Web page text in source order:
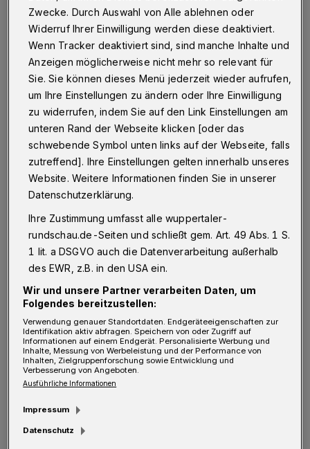
Foto: Daria Kuhn
Von Roderich Trapp
C orona-Tote:Die Zahl - in Wuppertal
sind Stand Montag, 4. Ma1 2020, 66
Sterbefälle im Zusammenhang mit Covid19
registriert - ist im Vergleich weiter hoch.
Gesundheitsdezernent Stefan Kühn führt als
Erklärung auch die vielen Fälle im
Augustinusstift ins Feld. „Aber für die teils
hohen Diskrepanzen zwischen einzelnen
Städten in NRW gibt es weiter keine valide
Erklärung.“ Allerdings, so Kühn, gleiche sich
das langsam an. So habe Wuppertal in letzter
Zeit ein Quote von 12 Toten je 100.000
Einwohnern, in anderen, bislang bei den
absoluten Zahlen deutlich niedriger liegenden
Städten, sei die Zahl jetzt im selben Zeitraum
Zwecke. Durch Auswahl von Alle ablehnen oder
Widerruf Ihrer Einwilligung werden diese deaktiviert.
Wenn Tracker deaktiviert sind, sind manche Inhalte und
Anzeigen möglicherweise nicht mehr so relevant für
Sie. Sie können dieses Menü jederzeit wieder aufrufen,
um Ihre Einstellungen zu ändern oder Ihre Einwilligung
zu widerrufen, indem Sie auf den Link Einstellungen am
unteren Rand der Webseite klicken [oder das
schwebende Symbol unten links auf der Webseite, falls
zutreffend]. Ihre Einstellungen gelten innerhalb unseres
Website. Weitere Informationen finden Sie in unserer
Datenschutzerklärung.
Ihre Zustimmung umfasst alle wuppertaler-
rundschau.de-Seiten und schließt gem. Art. 49 Abs. 1 S.
1 lit. a DSGVO auch die Datenverarbeitung außerhalb
des EWR, z.B. in den USA ein.
Wir und unsere Partner verarbeiten Daten, um
Folgendes bereitzustellen:
Verwendung genauer Standortdaten. Endgeräteeigenschaften zur
Identifikation aktiv abfragen. Speichern von oder Zugriff auf
Informationen auf einem Endgerät. Personalisierte Werbung und
Inhalte, Messung von Werbeleistung und der Performance von
Inhalten, Zielgruppenforschung sowie Entwicklung und
Verbesserung von Angeboten.
Ausführliche Informationen
Impressum
Datenschutz